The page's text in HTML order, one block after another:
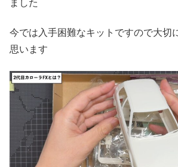
ました
今では入手困難なキットですので大切
思います